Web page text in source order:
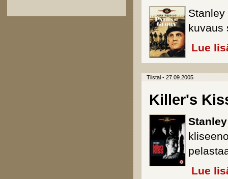
kuvaus
Lue
Tiistai - 27.09.2005
Killer's
Lue